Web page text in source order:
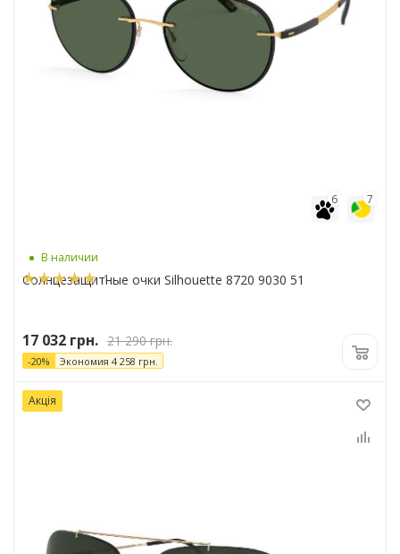
7
6
В наличии
1
Солнцезащитные очки Silhouette 8720 9030 51
17 032 грн. 21 290грн.
-20% Экономия 4 258 грн.
Акція